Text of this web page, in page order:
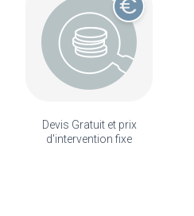
Devis Gratuit et prix
d'intervention fixe